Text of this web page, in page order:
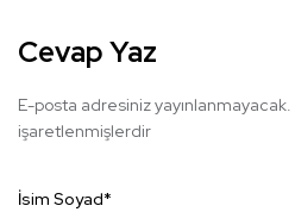
Cevap Yaz
E-posta adresiniz yayınlanmayacak.
işaretlenmişlerdir
İsim Soyad*